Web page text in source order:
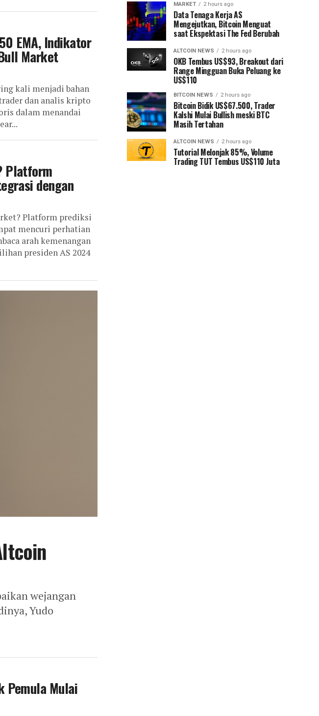
EMA, Indikator
Market
kali menjadi bahan
dan analis kripto
dalam menandai
Platform
dengan
Platform prediksi
mencuri perhatian
arah kemenangan
presiden AS 2024
wejangan
Yudo
Pemula Mulai
MARKET 2 hours ago
Data Tenaga Kerja AS
Mengejutkan, Bitcoin Menguat
saat Ekspektasi The Fed Berubah
ALTCOIN NEWS 2 hours ago
OKB Tembus US$93, Breakout dari
Range Mingguan Buka Peluang ke
US$110
BITCOIN NEWS 2 hours ago
Bitcoin Bidik US$67.500, Trader
Kalshi Mulai Bullish meski BTC
Masih Tertahan
ALTCOIN NEWS 2 hours ago
Tutorial Melonjak 85%, Volume
Trading TUT Tembus US$110 Juta